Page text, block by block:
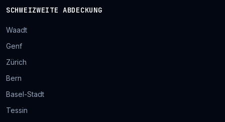
SCHWEIZWEITE ABDECKUNG
Waadt
Genf
Zürich
Bern
Basel-Stadt
Tessin